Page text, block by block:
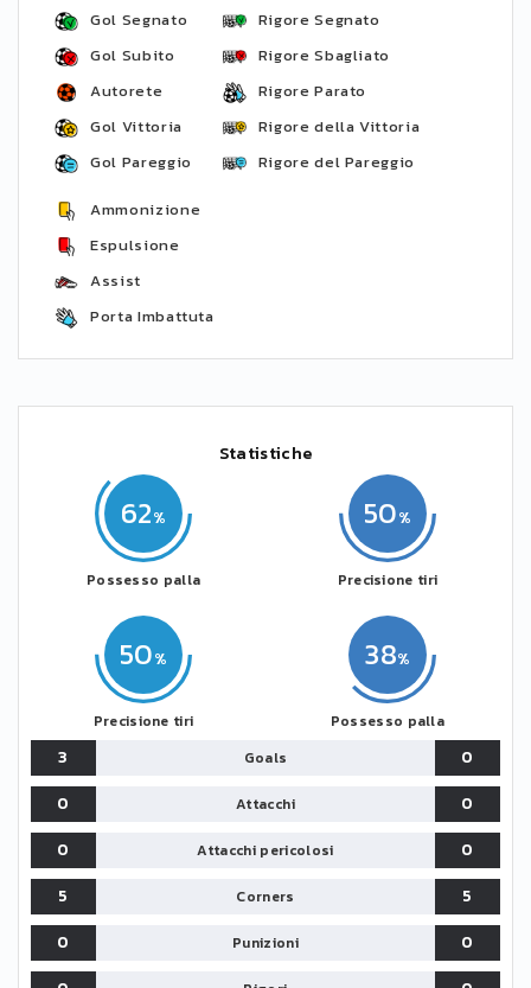
Gol Segnato
Gol Subito
Autorete
Gol Vittoria
Gol Pareggio
Rigore Segnato
Rigore Sbagliato
Rigore Parato
Rigore della Vittoria
Rigore del Pareggio
Ammonizione
Espulsione
Assist
Porta Imbattuta
Statistiche
62
Possesso palla
50
Precisione tiri
38
Possesso palla
50
Precisione tiri
3 Goals
0
0
Attacchi
0
0
Attacchi pericolosi
0
5
Corners
5
0
Punizioni
0